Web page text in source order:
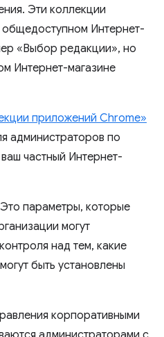
Эти коллекции
общедоступном Интернет-
«Выбор редакции», но
Интернет-магазине
приложений Chrome»
администраторов по
частный Интернет-
Это параметры, которые
могут
над тем, какие
быть установлены
корпоративными